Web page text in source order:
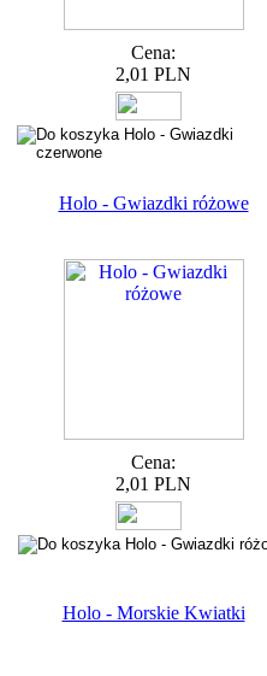
Cena:
2,01 PLN
Holo - Gwiazdki różowe
Cena:
2,01 PLN
Holo - Morskie Kwiatki